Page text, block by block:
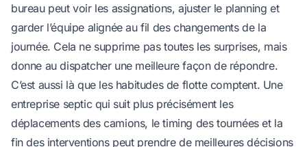
bureau peut voir les assignations, ajuster le planning et
garder l’équipe alignée au fil des changements de la
journée. Cela ne supprime pas toutes les surprises, mais
donne au dispatcher une meilleure façon de répondre.
C’est aussi là que les habitudes de flotte comptent. Une
entreprise septic qui suit plus précisément les
déplacements des camions, le timing des tournées et la
fin des interventions peut prendre de meilleures décisions